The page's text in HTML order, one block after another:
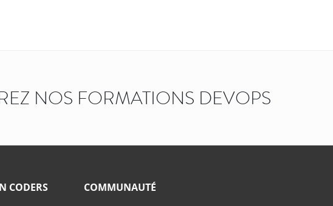
NOS FORMATIONS DEVOPS
CODERS COMMUNAUTÉ